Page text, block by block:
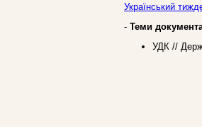
Український
- Теми
УДК //